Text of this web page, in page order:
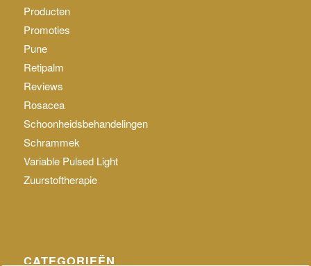
Producten
Promoties
Pune
Retipalm
Reviews
Rosacea
Schoonheidsbehandelingen
Schrammek
Variable Pulsed Light
Zuurstoftherapie
CATEGORIEËN